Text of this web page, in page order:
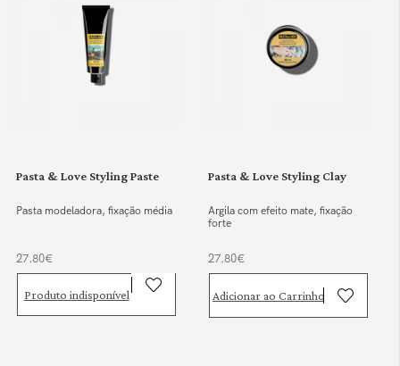
Pasta & Love Styling Paste
Pasta modeladora, fixação média
27.80€
Produto indisponível
Pasta & Love Styling Clay
Argila com efeito mate, fixação
forte
27.80€
Adicionar ao Carrinho